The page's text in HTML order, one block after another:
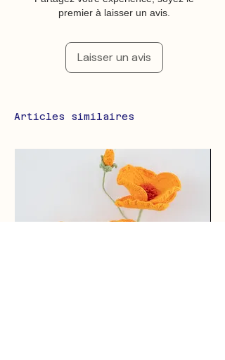
premier à laisser un avis.
Laisser un avis
Articles similaires